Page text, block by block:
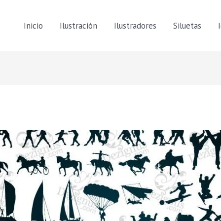
Inicio Ilustración Ilustradores Siluetas